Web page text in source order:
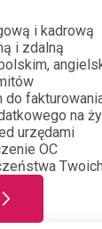
i kadrową
i zdalną
do
na
urzędami
OC